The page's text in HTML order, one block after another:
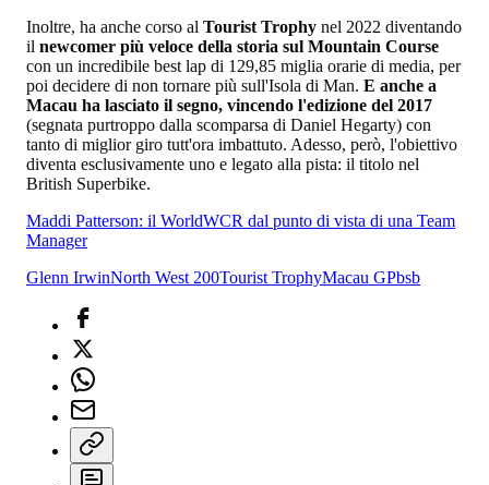
Inoltre, ha anche corso al Tourist Trophy nel 2022 diventando
il newcomer più veloce della storia sul Mountain Course
con un incredibile best lap di 129,85 miglia orarie di media, per
poi decidere di non tornare più sull'Isola di Man. E anche a
Macau ha lasciato il segno, vincendo l'edizione del 2017
(segnata purtroppo dalla scomparsa di Daniel Hegarty) con
tanto di miglior giro tutt'ora imbattuto. Adesso, però, l'obiettivo
diventa esclusivamente uno e legato alla pista: il titolo nel
British Superbike.
Maddi Patterson: il WorldWCR dal punto di vista di una Team
Manager
Glenn IrwinNorth West 200Tourist TrophyMacau GPbsb